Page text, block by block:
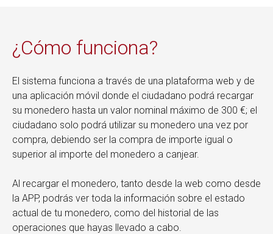
¿Cómo funciona?
El sistema funciona a través de una plataforma web y de
una aplicación móvil donde el ciudadano podrá recargar
su monedero hasta un valor nominal máximo de 300 €; el
ciudadano solo podrá utilizar su monedero una vez por
compra, debiendo ser la compra de importe igual o
superior al importe del monedero a canjear.
Al recargar el monedero, tanto desde la web como desde
la APP, podrás ver toda la información sobre el estado
actual de tu monedero, como del historial de las
operaciones que hayas llevado a cabo.